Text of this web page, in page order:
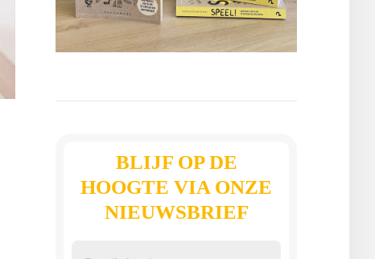
BLIJF OP DE
HOOGTE VIA ONZE
NIEUWSBRIEF